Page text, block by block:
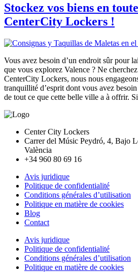
Stockez vos biens en
CenterCity Lockers !
Vous avez besoin d’un endroit sûr pour
que vous explorez Valence ? Ne
CenterCity Lockers, nous nous
tranquillité d’esprit dont vous avez
de tout ce que cette belle ville a à offrir.
Center City Lockers
Carrer del Músic Peydró, 4, Bajo
València
+34 960 80 69 16
Avis juridique
Politique de confidentialité
Conditions générales d’utilisation
Politique en matière de cookies
Blog
Contact
Avis juridique
Politique de confidentialité
Conditions générales d’utilisation
Politique en matière de cookies